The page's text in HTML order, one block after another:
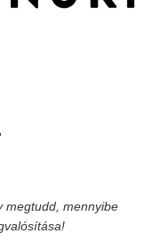
megtudd, mennyibe